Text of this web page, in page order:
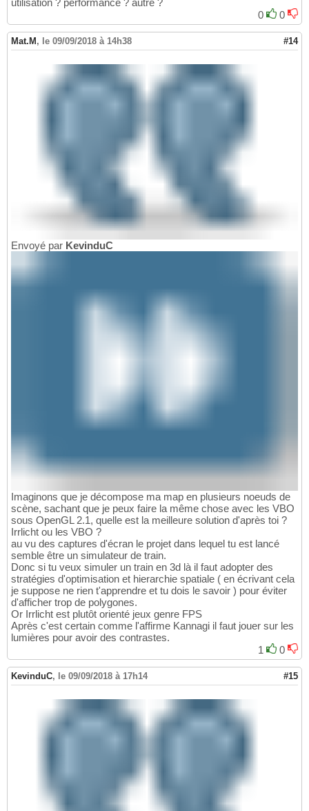
0
0
Mat.M , le 09/09/2018 à 14h38 #14
Envoyé par KevinduC
Imaginons que je décompose ma map en plusieurs noeuds de
scène, sachant que je peux faire la même chose avec les VBO
sous OpenGL 2.1, quelle est la meilleure solution d'après toi ?
Irrlicht ou les VBO ?
au vu des captures d'écran le projet dans lequel tu est lancé
semble être un simulateur de train.
Donc si tu veux simuler un train en 3d là il faut adopter des
stratégies d'optimisation et hierarchie spatiale ( en écrivant cela
je suppose ne rien t'apprendre et tu dois le savoir ) pour éviter
d'afficher trop de polygones.
Or Irrlicht est plutôt orienté jeux genre FPS
Après c'est certain comme l'affirme Kannagi il faut jouer sur les
lumières pour avoir des contrastes.
1
0
KevinduC, le 09/09/2018 à 17h14 #15